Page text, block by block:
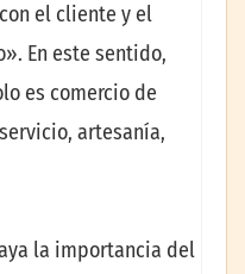
el cliente y el
En este sentido,
es comercio de
artesanía,
la importancia del